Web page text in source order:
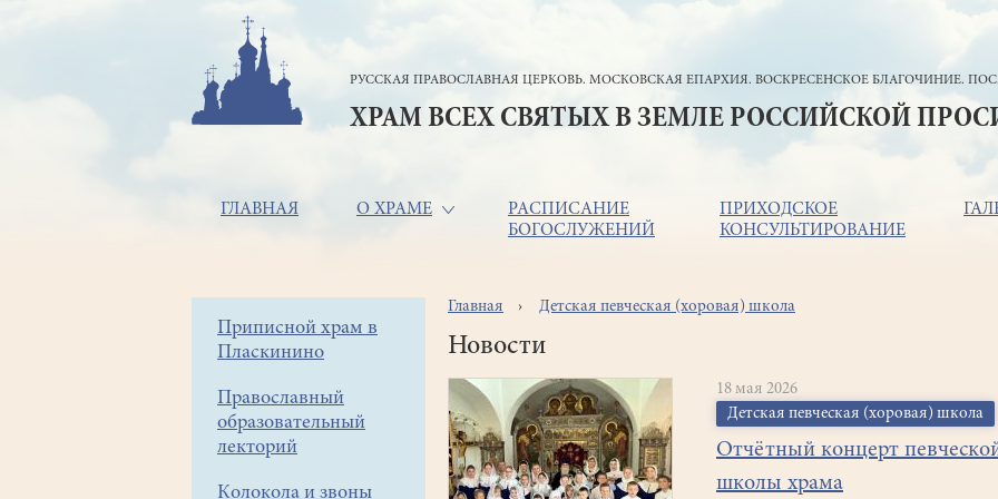
РУССКАЯ ПРАВОСЛАВНАЯ ЦЕРКОВЬ. МОСКОВСКАЯ ЕПАРХИЯ. ВОСКРЕСЕНСКОЕ БЛАГОЧИНИЕ.
ХРАМ ВСЕХ СВЯТЫХ В ЗЕМЛЕ РОССИЙСКОЙ
Основная
ГЛАВНАЯ О ХРАМЕ
РАСПИСАНИЕ
БОГОСЛУЖЕНИЙ
ПРИХОДСКОЕ
КОНСУЛЬТИРОВАНИЕ
Боковое
меню
Приписной храм в
Пласкинино
Православный
образовательный
лекторий
Колокола и звоны
Строка
навигации
Главная Детская певческая (хоровая) школа
Новости
18 мая 2026
Детская певческая (хоровая) школа
Отчётный концерт
школы храма